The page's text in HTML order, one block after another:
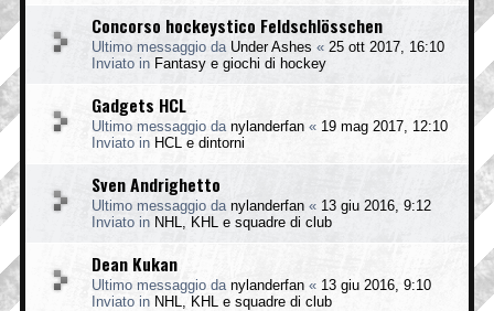
Concorso hockeystico Feldschlösschen
Ultimo messaggio da Under Ashes « 25 ott 2017, 16:10
Inviato in Fantasy e giochi di hockey
Gadgets HCL
Ultimo messaggio da nylanderfan « 19 mag 2017, 12:10
Inviato in HCL e dintorni
Sven Andrighetto
Ultimo messaggio da nylanderfan « 13 giu 2016, 9:12
Inviato in NHL, KHL e squadre di club
Dean Kukan
Ultimo messaggio da nylanderfan « 13 giu 2016, 9:10
Inviato in NHL, KHL e squadre di club